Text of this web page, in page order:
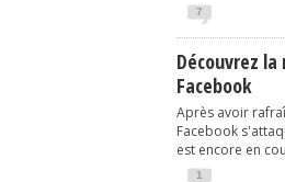
7
Découvrez
Facebook
Après avoir
Facebook
est encore en
1